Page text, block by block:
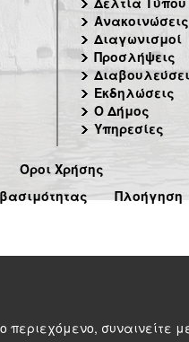
Ανακοινώσεις
Διαγωνισμοί
Προσλήψεις
Εκδηλώσεις
Ο Δήμος
Υπηρεσίες
Όροι Χρήσης
Πλοήγηση
περιεχόμενο, συναινείτε